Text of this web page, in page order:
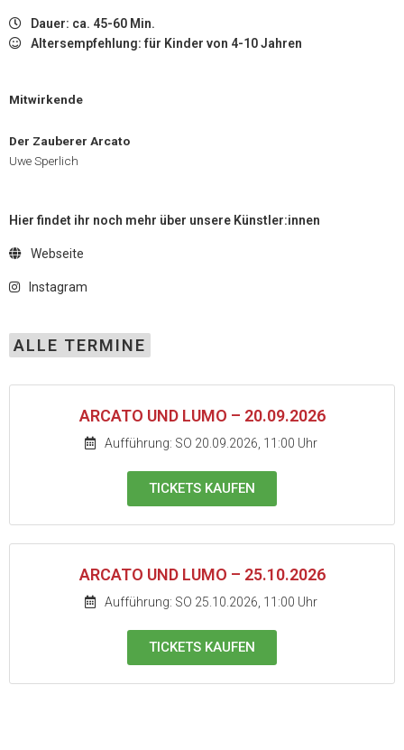
Dauer: ca. 45-60 Min.
Altersempfehlung: für Kinder von 4-10 Jahren
Mitwirkende
Der Zauberer Arcato
Uwe Sperlich
Hier findet ihr noch mehr über unsere Künstler:innen
Webseite
Instagram
ALLE TERMINE
ARCATO UND LUMO – 20.09.2026
Aufführung: SO 20.09.2026, 11:00 Uhr
TICKETS KAUFEN
ARCATO UND LUMO – 25.10.2026
Aufführung: SO 25.10.2026, 11:00 Uhr
TICKETS KAUFEN